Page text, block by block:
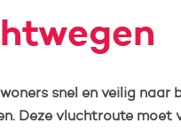
snel en veilig
Deze vluchtroute moet